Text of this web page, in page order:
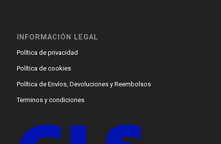
INFORMACIÓN LEGAL
Política de privacidad
Política de cookies
Política de Envíos, Devoluciones y Reembolsos
Terminos y condiciones